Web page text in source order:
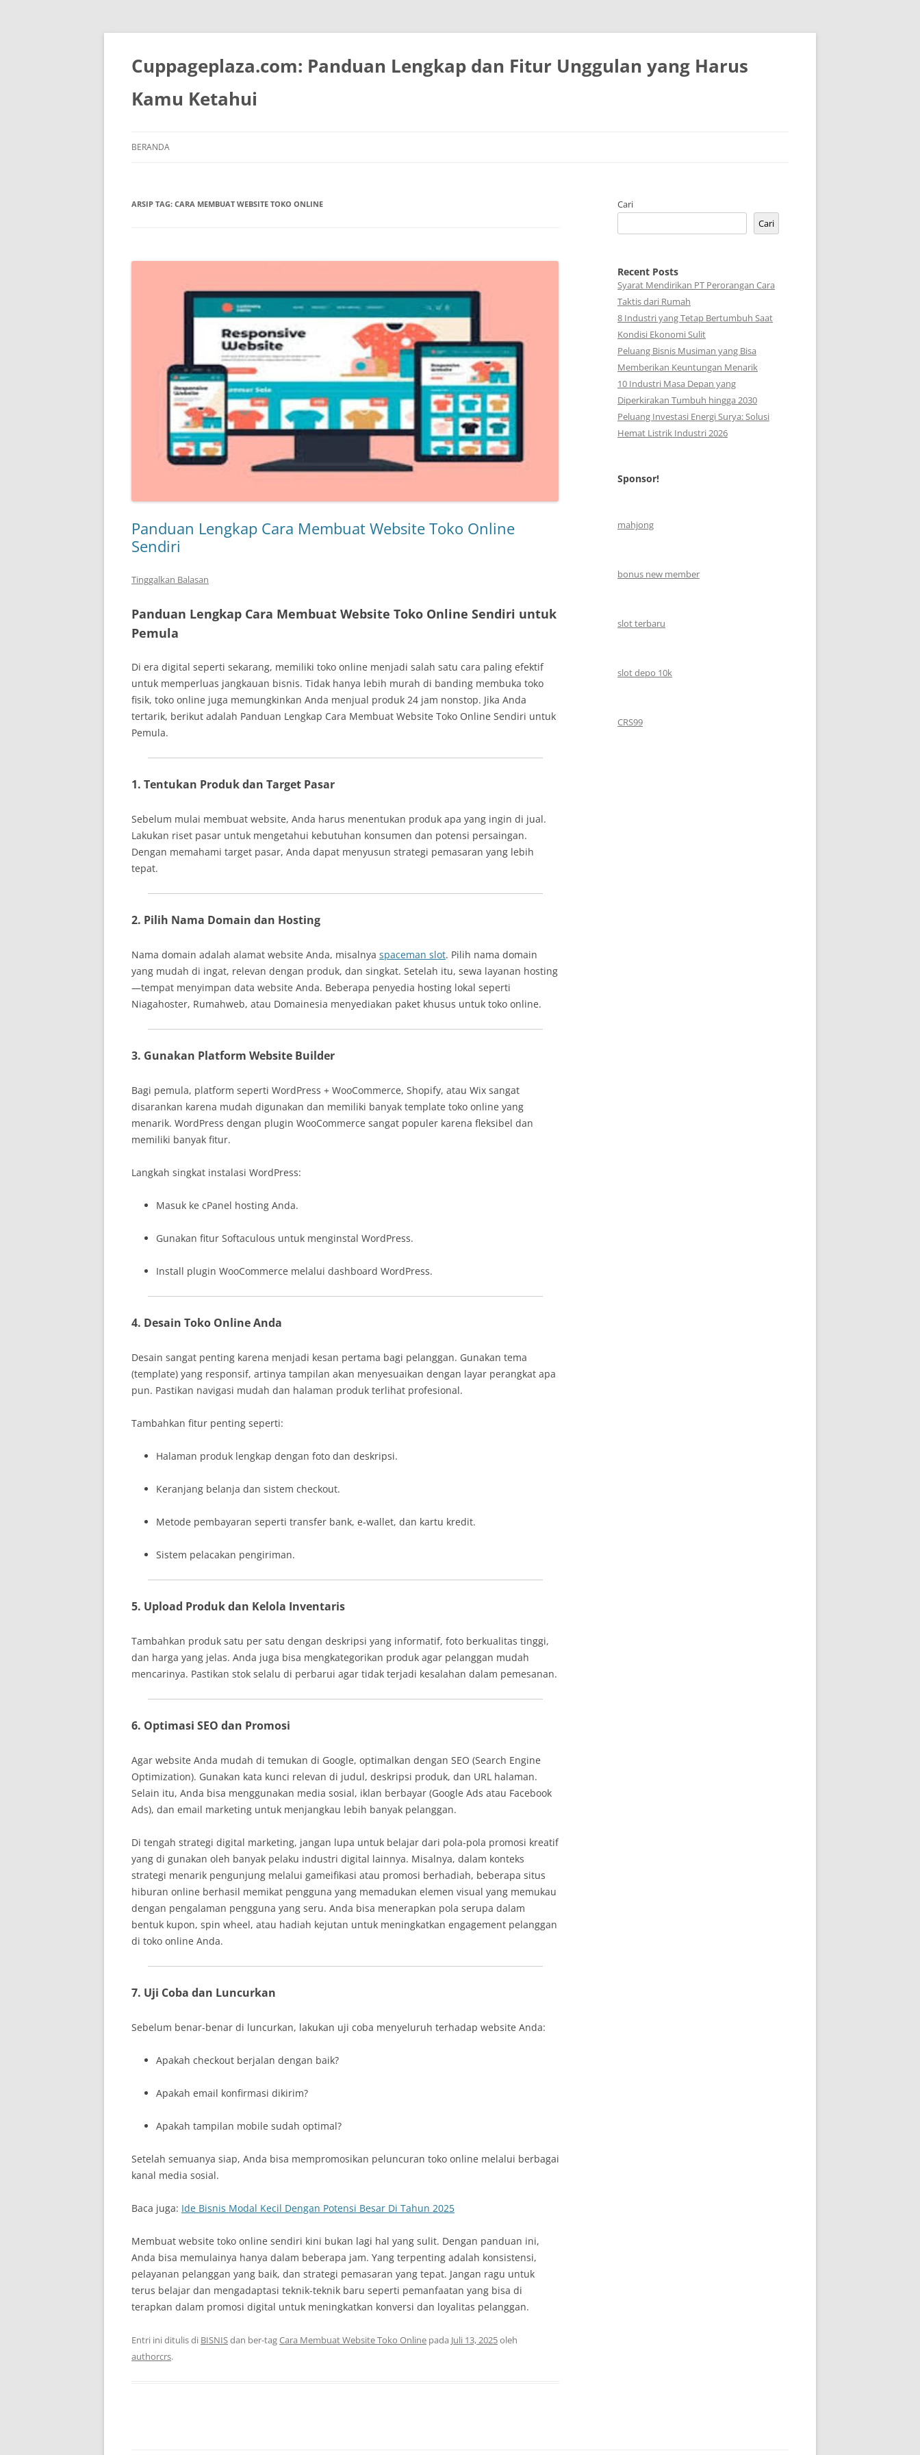
Langsung
Cuppageplaza.com: Panduan Lengkap dan Fitur Unggulan yang Harus
Kamu Ketahui
BERANDA
ARSIP TAG: CARA MEMBUAT WEBSITE TOKO ONLINE
Panduan Lengkap Cara Membuat Website Toko Online
Sendiri
Tinggalkan Balasan
Panduan Lengkap Cara Membuat Website Toko Online Sendiri untuk
Pemula
Di era digital seperti sekarang, memiliki toko online menjadi salah satu cara paling efektif
untuk memperluas jangkauan bisnis. Tidak hanya lebih murah di banding membuka toko
fisik, toko online juga memungkinkan Anda menjual produk 24 jam nonstop. Jika Anda
tertarik, berikut adalah Panduan Lengkap Cara Membuat Website Toko Online Sendiri untuk
Pemula.
1. Tentukan Produk dan Target Pasar
Sebelum mulai membuat website, Anda harus menentukan produk apa yang ingin di jual.
Lakukan riset pasar untuk mengetahui kebutuhan konsumen dan potensi persaingan.
Dengan memahami target pasar, Anda dapat menyusun strategi pemasaran yang lebih
tepat.
2. Pilih Nama Domain dan Hosting
Nama domain adalah alamat website Anda, misalnya spaceman slot. Pilih nama domain
yang mudah di ingat, relevan dengan produk, dan singkat. Setelah itu, sewa layanan hosting
—tempat menyimpan data website Anda. Beberapa penyedia hosting lokal seperti
Niagahoster, Rumahweb, atau Domainesia menyediakan paket khusus untuk toko online.
3. Gunakan Platform Website Builder
Bagi pemula, platform seperti WordPress + WooCommerce, Shopify, atau Wix sangat
disarankan karena mudah digunakan dan memiliki banyak template toko online yang
menarik. WordPress dengan plugin WooCommerce sangat populer karena fleksibel dan
memiliki banyak fitur.
Langkah singkat instalasi WordPress:
Masuk ke cPanel hosting Anda.
Gunakan fitur Softaculous untuk menginstal WordPress.
Install plugin WooCommerce melalui dashboard WordPress.
4. Desain Toko Online Anda
Desain sangat penting karena menjadi kesan pertama bagi pelanggan. Gunakan tema
(template) yang responsif, artinya tampilan akan menyesuaikan dengan layar perangkat apa
pun. Pastikan navigasi mudah dan halaman produk terlihat profesional.
Tambahkan fitur penting seperti:
Halaman produk lengkap dengan foto dan deskripsi.
Keranjang belanja dan sistem checkout.
Metode pembayaran seperti transfer bank, e-wallet, dan kartu kredit.
Sistem pelacakan pengiriman.
5. Upload Produk dan Kelola Inventaris
Tambahkan produk satu per satu dengan deskripsi yang informatif, foto berkualitas tinggi,
dan harga yang jelas. Anda juga bisa mengkategorikan produk agar pelanggan mudah
mencarinya. Pastikan stok selalu di perbarui agar tidak terjadi kesalahan dalam pemesanan.
6. Optimasi SEO dan Promosi
Agar website Anda mudah di temukan di Google, optimalkan dengan SEO (Search Engine
Optimization). Gunakan kata kunci relevan di judul, deskripsi produk, dan URL halaman.
Selain itu, Anda bisa menggunakan media sosial, iklan berbayar (Google Ads atau Facebook
Ads), dan email marketing untuk menjangkau lebih banyak pelanggan.
Di tengah strategi digital marketing, jangan lupa untuk belajar dari pola-pola promosi kreatif
yang di gunakan oleh banyak pelaku industri digital lainnya. Misalnya, dalam konteks
strategi menarik pengunjung melalui gameifikasi atau promosi berhadiah, beberapa situs
hiburan online berhasil memikat pengguna yang memadukan elemen visual yang memukau
dengan pengalaman pengguna yang seru. Anda bisa menerapkan pola serupa dalam
bentuk kupon, spin wheel, atau hadiah kejutan untuk meningkatkan engagement pelanggan
di toko online Anda.
7. Uji Coba dan Luncurkan
Sebelum benar-benar di luncurkan, lakukan uji coba menyeluruh terhadap website Anda:
Apakah checkout berjalan dengan baik?
Apakah email konfirmasi dikirim?
Apakah tampilan mobile sudah optimal?
Setelah semuanya siap, Anda bisa mempromosikan peluncuran toko online melalui berbagai
kanal media sosial.
Baca juga: Ide Bisnis Modal Kecil Dengan Potensi Besar Di Tahun 2025
Membuat website toko online sendiri kini bukan lagi hal yang sulit. Dengan panduan ini,
Anda bisa memulainya hanya dalam beberapa jam. Yang terpenting adalah konsistensi,
pelayanan pelanggan yang baik, dan strategi pemasaran yang tepat. Jangan ragu untuk
terus belajar dan mengadaptasi teknik-teknik baru seperti pemanfaatan yang bisa di
terapkan dalam promosi digital untuk meningkatkan konversi dan loyalitas pelanggan.
Entri ini ditulis di BISNISdan ber-tagCara Membuat Website Toko Online pada Juli 13, 2025oleh
authorcrs.
Cari
Cari
Recent Posts
Syarat Mendirikan PT Perorangan Cara
Taktis dari Rumah
8 Industri yang Tetap Bertumbuh Saat
Kondisi Ekonomi Sulit
Peluang Bisnis Musiman yang Bisa
Memberikan Keuntungan Menarik
10 Industri Masa Depan yang
Diperkirakan Tumbuh hingga 2030
Peluang Investasi Energi Surya: Solusi
Hemat Listrik Industri 2026
Sponsor!
mahjong
bonus new member
slot terbaru
slot depo 10k
CRS99